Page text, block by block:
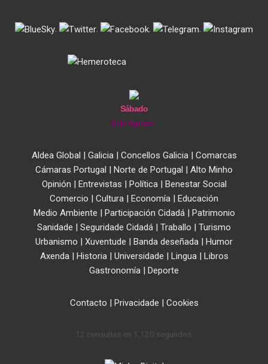
. . . .
Sábado
8 de Agosto
Aldea Global | Galicia| Concellos Galicia| Comarcas
Cámaras Portugal | Norte de Portugal | Alto Minho
Opinión | Entrevistas | Política| Benestar Social
Comercio | Cultura | Economía | Educación
Medio Ambiente | Participación Cidadá| Patrimonio
Sanidade | Seguridade Cidadá | Traballo | Turismo
Urbanismo | Xuventude | Banda deseñada | Humor
Axenda| Historia| Universidade | Lingua| Libros
Gastronomía | Deporte
Contacto | Privacidade | Cookies
12 consultas en 1,120 segundos.